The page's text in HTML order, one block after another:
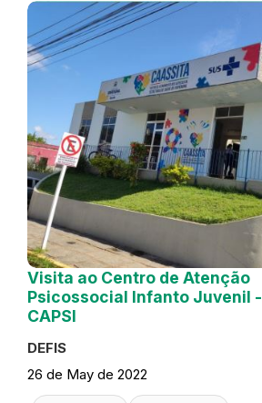
Visita ao Centro de Atenção
Psicossocial Infanto Juvenil -
CAPSI
DEFIS
26 de May de 2022